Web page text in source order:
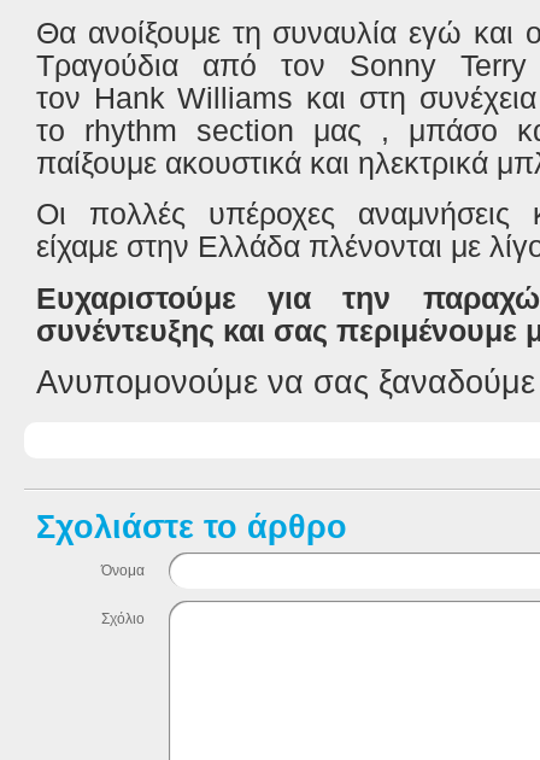
Θα ανοίξουμε τη συναυλία εγώ και
Τραγούδια από τον Sonny
τον Hank Williams και στη
το rhythm section μας , μπάσο
παίξουμε ακουστικά και ηλεκτρικά
Οι πολλές υπέροχες αναμνήσεις
είχαμε στην Ελλάδα πλένονται με
Ευχαριστούμε για την
συνέντευξης και σας
Ανυπομονούμε να σας
Σχολιάστε το άρθρο
Όνομα
Σχόλιο